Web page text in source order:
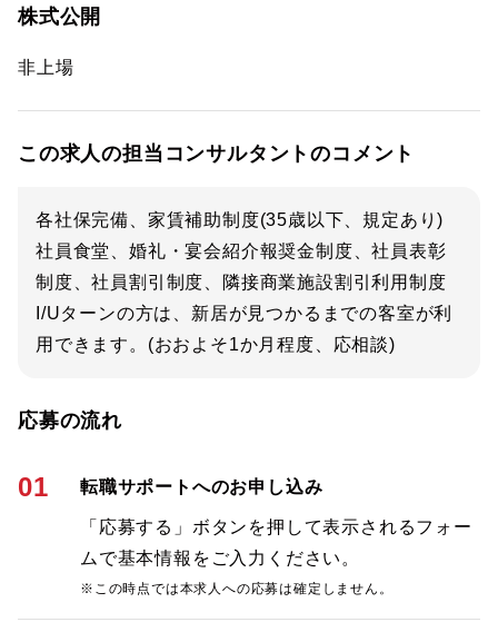
株式公開
非上場
この求人の担当コンサルタントのコメント
各社保完備、家賃補助制度(35歳以下、規定あり)
社員食堂、婚礼・宴会紹介報奨金制度、社員表彰
制度、社員割引制度、隣接商業施設割引利用制度
I/Uターンの方は、新居が見つかるまでの客室が利
用できます。(おおよそ1か月程度、応相談)
応募の流れ
01 転職サポートへのお申し込み
「応募する」ボタンを押して表示されるフォー
ムで基本情報をご入力ください。
※この時点では本求人への応募は確定しません。